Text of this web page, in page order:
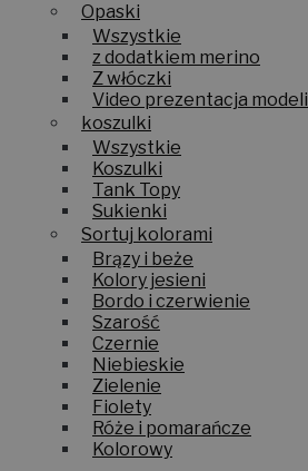
Opaski
Wszystkie
z dodatkiem merino
Z włóczki
Video prezentacja modeli
koszulki
Wszystkie
Koszulki
Tank Topy
Sukienki
Sortuj kolorami
Brązy i beże
Kolory jesieni
Bordo i czerwienie
Szarość
Czernie
Niebieskie
Zielenie
Fiolety
Róże i pomarańcze
Kolorowy